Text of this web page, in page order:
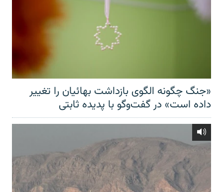
«جنگ چگونه الگوی بازداشت بهائیان را تغییر
داده است» در گفت‌وگو با پدیده ثابتی